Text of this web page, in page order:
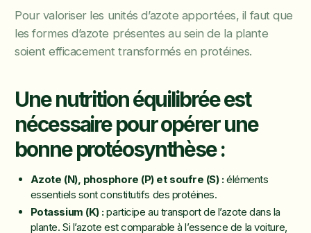
Pour valoriser les unités d’azote apportées, il faut que
les formes d’azote présentes au sein de la plante
soient efficacement transformés en protéines.
Une nutrition équilibrée est
nécessaire pour opérer une
bonne protéosynthèse :
Azote (N), phosphore (P) et soufre (S) :éléments
essentiels sont constitutifs des protéines.
Potassium (K) :participe au transport de l’azote dans la
plante. Si l’azote est comparable à l’essence de la voiture,